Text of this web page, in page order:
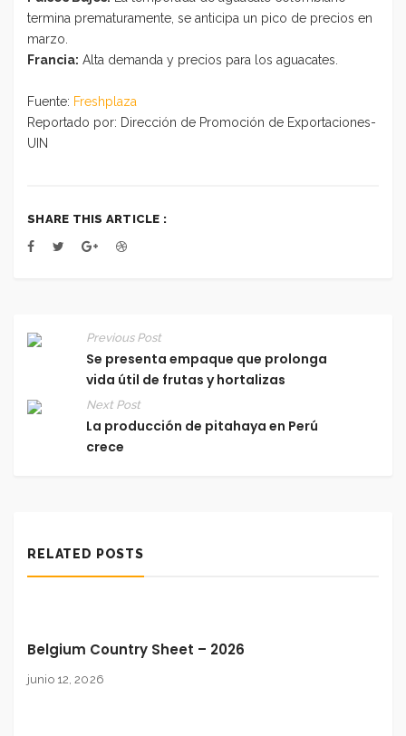
termina prematuramente, se anticipa un pico de precios en
marzo.
Francia: Alta demanda y precios para los aguacates.
Fuente: Freshplaza
Reportado por: Dirección de Promoción de Exportaciones-
UIN
SHARE THIS ARTICLE :
Previous Post
Se presenta empaque que prolonga
vida útil de frutas y hortalizas
Next Post
La producción de pitahaya en Perú
crece
RELATED POSTS
Belgium Country Sheet – 2026
junio 12, 2026